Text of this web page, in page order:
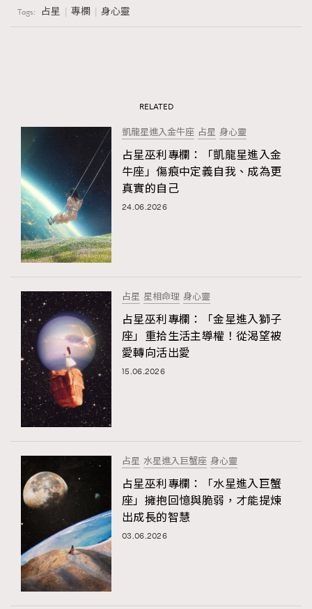
AFrenchMind
DressLikeAParisienne
Tags: 占星 專欄 身心靈
RELATED
凱龍星進入金牛座 占星 身心靈
占星巫利專欄：「凱龍星進入金
牛座」傷痕中定義自我、成為更
真實的自己
24.06.2026
占星 星相命理 身心靈
占星巫利專欄：「金星進入獅子
座」重拾生活主導權！從渴望被
愛轉向活出愛
15.06.2026
占星 水星進入巨蟹座 身心靈
占星巫利專欄：「水星進入巨蟹
座」擁抱回憶與脆弱，才能提煉
出成長的智慧
03.06.2026